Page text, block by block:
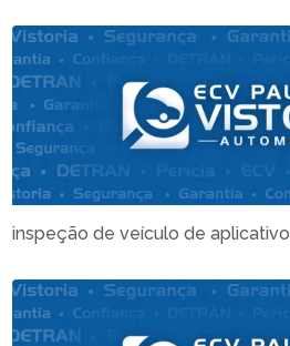
inspeção de veículo de aplicativo